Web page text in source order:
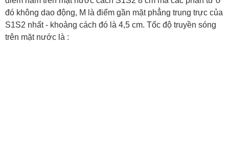
đó không dao động, M là điểm gần mặt phẳng trung trực của
S1S2 nhất - khoảng cách đó là 4,5 cm. Tốc độ truyền sóng
trên mặt nước là :